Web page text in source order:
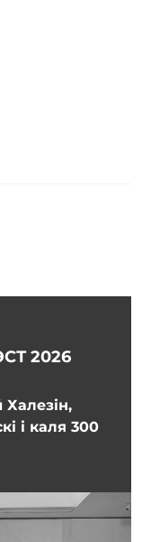
2026
Халезін,
і каля 300